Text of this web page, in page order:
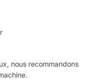
nous recommandons